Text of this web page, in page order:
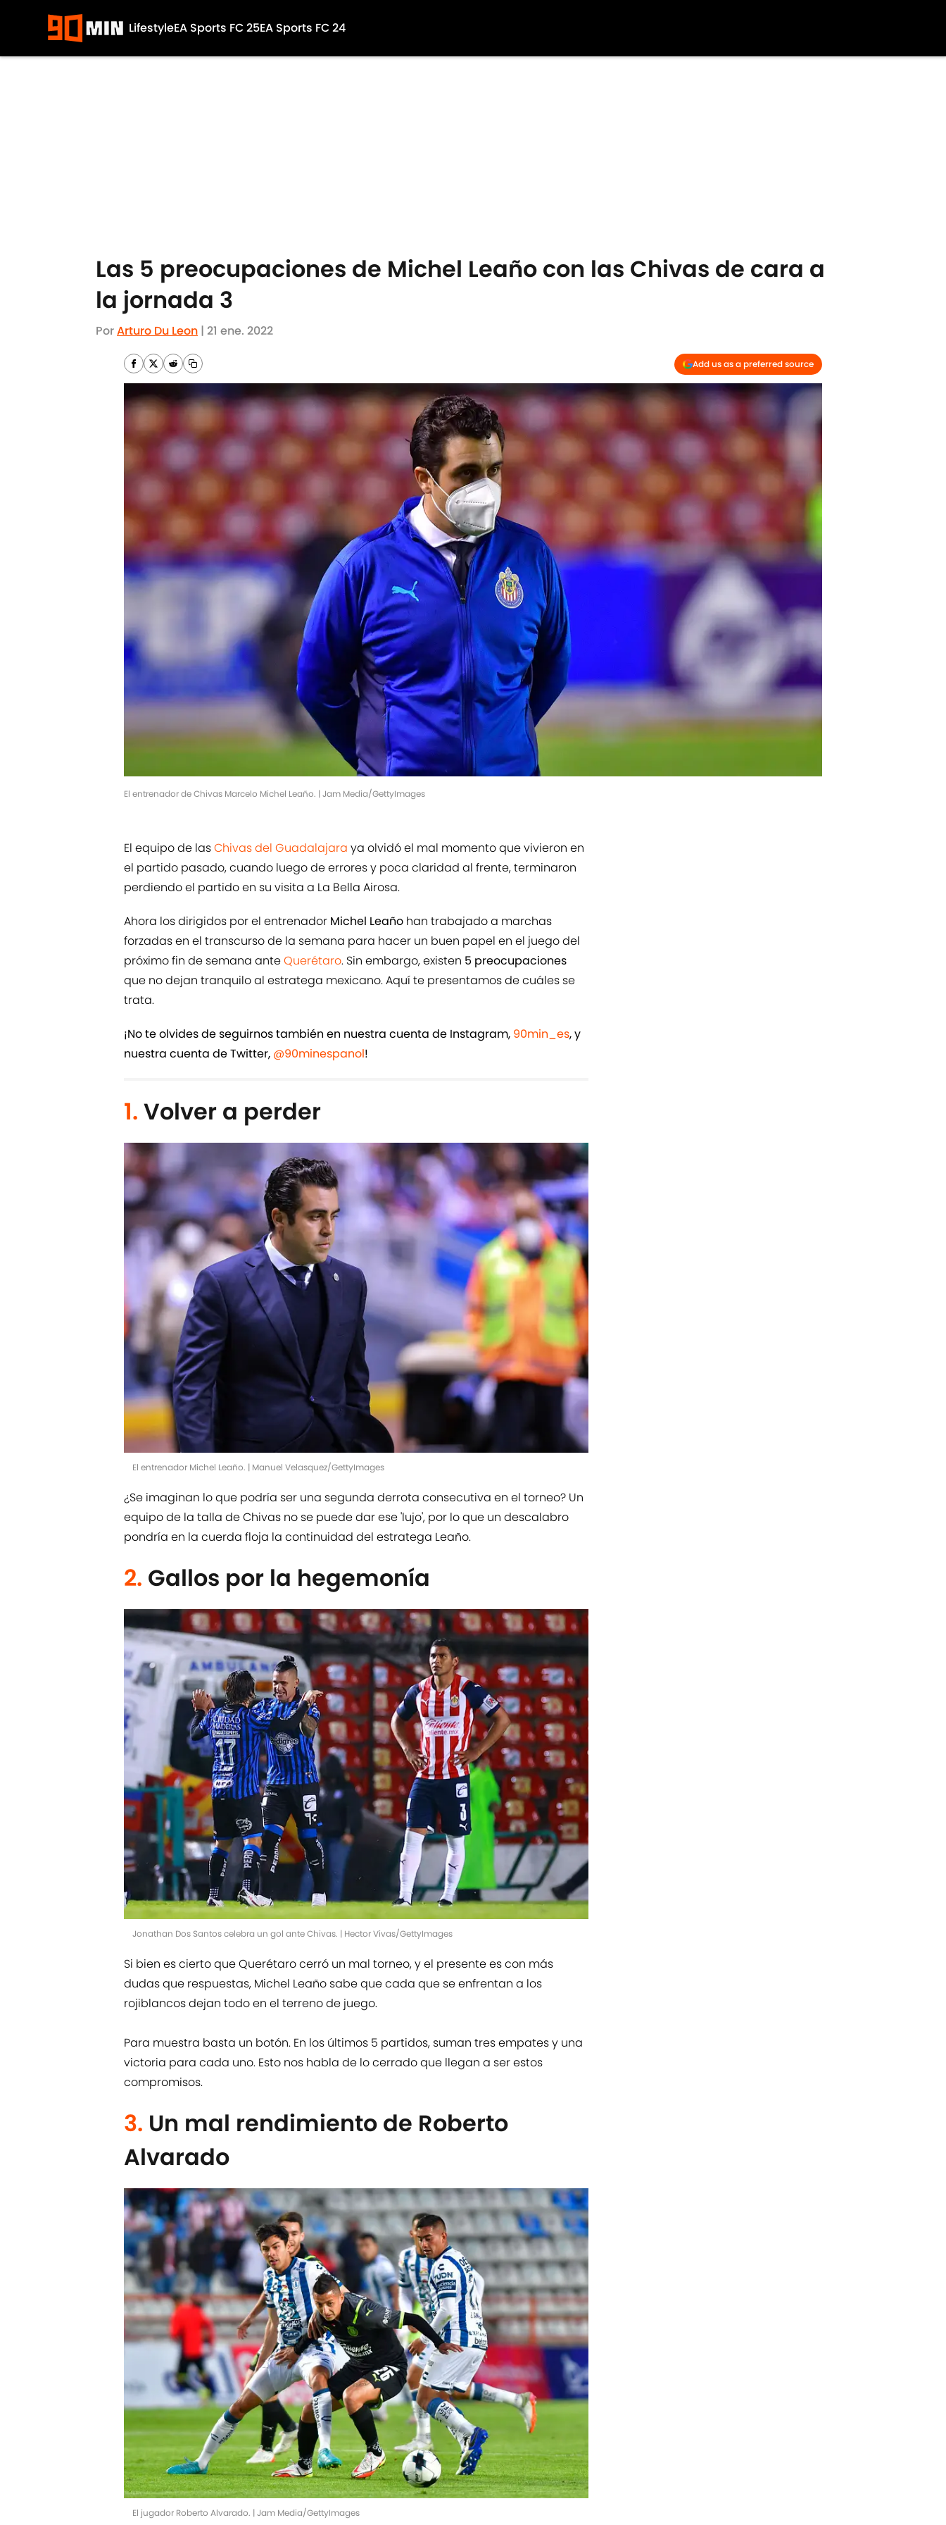
LifestyleEA Sports FC 25EA Sports FC 24
Las 5 preocupaciones de Michel Leaño con las Chivas de cara a
la jornada 3
PorArturo Du Leon | 21 ene. 2022
Add us as a preferred source
El entrenador de Chivas Marcelo Michel Leaño. | Jam Media/GettyImages
El equipo de lasChivas del Guadalajara ya olvidó el mal momento que vivieron en
el partido pasado, cuando luego de errores y poca claridad al frente, terminaron
perdiendo el partido en su visita a La Bella Airosa.
Ahora los dirigidos por el entrenador Michel Leaño han trabajado a marchas
forzadas en el transcurso de la semana para hacer un buen papel en el juego del
próximo fin de semana anteQuerétaro. Sin embargo, existen 5 preocupaciones
que no dejan tranquilo al estratega mexicano. Aquí te presentamos de cuáles se
trata.
¡No te olvides de seguirnos también en nuestra cuenta de Instagram, 90min_es, y
nuestra cuenta de Twitter, @90minespanol!
1. Volver a perder
El entrenador Michel Leaño. | Manuel Velasquez/GettyImages
¿Se imaginan lo que podría ser una segunda derrota consecutiva en el torneo? Un
equipo de la talla de Chivas no se puede dar ese 'lujo', por lo que un descalabro
pondría en la cuerda floja la continuidad del estratega Leaño.
2. Gallos por la hegemonía
Jonathan Dos Santos celebra un gol ante Chivas. | Hector Vivas/GettyImages
Si bien es cierto que Querétaro cerró un mal torneo, y el presente es con más
dudas que respuestas, Michel Leaño sabe que cada que se enfrentan a los
rojiblancos dejan todo en el terreno de juego.
Para muestra basta un botón. En los últimos 5 partidos, suman tres empates y una
victoria para cada uno. Esto nos habla de lo cerrado que llegan a ser estos
compromisos.
3. Un mal rendimiento de Roberto
Alvarado
El jugador Roberto Alvarado. | Jam Media/GettyImages